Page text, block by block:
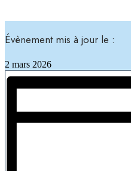
Évènement mis à jour le :
2 mars 2026